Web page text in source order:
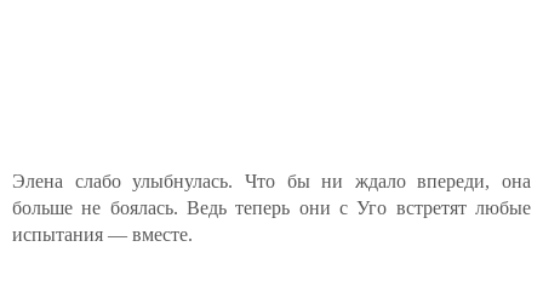
Элена слабо улыбнулась. Что бы ни ждало впереди, она
больше не боялась. Ведь теперь они с Уго встретят любые
испытания — вместе.